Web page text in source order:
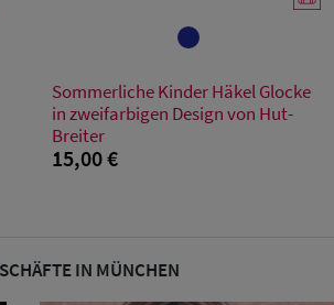
53 55
Sommerliche Kinder Häkel Glocke
in zweifarbigen Design von Hut-
Breiter
15,00 €
IN MÜNCHEN